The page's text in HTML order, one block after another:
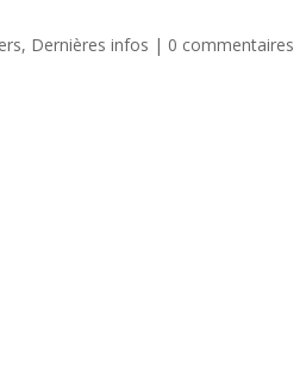
, Dernières infos | 0 commentaires